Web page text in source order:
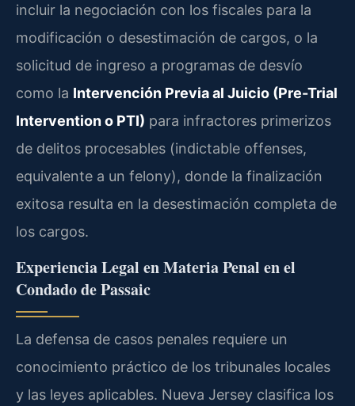
incluir la negociación con los fiscales para la
modificación o desestimación de cargos, o la
solicitud de ingreso a programas de desvío
como la Intervención Previa al Juicio (Pre-Trial
Intervention o PTI) para infractores primerizos
de delitos procesables (indictable offenses,
equivalente a un felony), donde la finalización
exitosa resulta en la desestimación completa de
los cargos.
Experiencia Legal en Materia Penal en el
Condado de Passaic
La defensa de casos penales requiere un
conocimiento práctico de los tribunales locales
y las leyes aplicables. Nueva Jersey clasifica los